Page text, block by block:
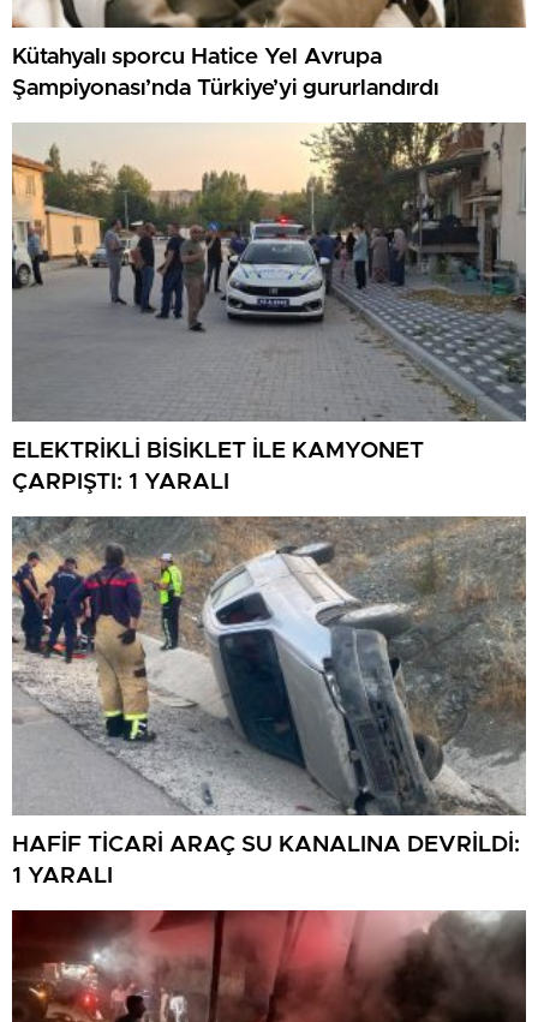
Kütahyalı sporcu Hatice Yel Avrupa
Şampiyonası’nda Türkiye’yi gururlandırdı
ELEKTRİKLİ BİSİKLET İLE KAMYONET
ÇARPIŞTI: 1 YARALI
HAFİF TİCARİ ARAÇ SU KANALINA DEVRİLDİ:
1 YARALI